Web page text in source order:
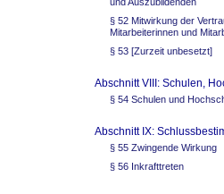
§ 52 Mitwirkung der
Mitarbeiterinnen und
§ 53 [Zurzeit unbesetzt]
Abschnitt VIII: Schulen,
§ 54 Schulen und
Abschnitt IX:
§ 55 Zwingende Wirkung
§ 56 Inkrafttreten